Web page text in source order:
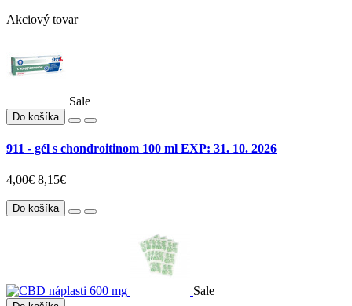
Akciový tovar
Sale
Do košíka
911 - gél s chondroitinom 100 ml EXP: 31. 10. 2026
4,00€ 8,15€
Do košíka
Sale